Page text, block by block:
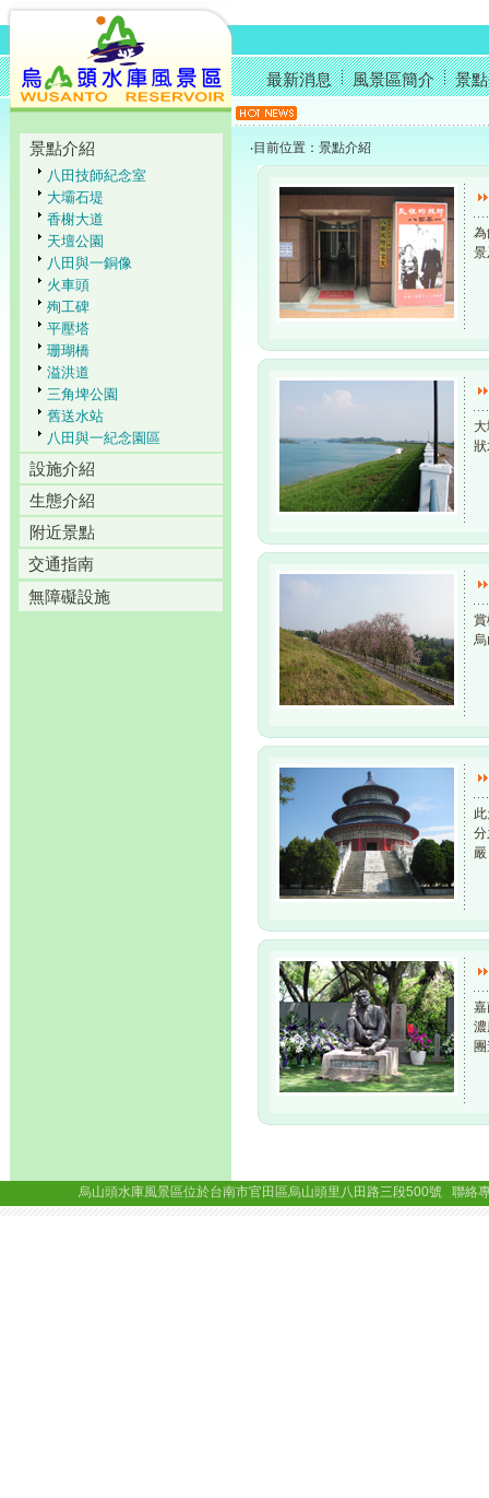
景點介紹
八田技師紀念室
大壩石堤
香榭大道
天壇公園
八田與一銅像
火車頭
殉工碑
平壓塔
珊瑚橋
溢洪道
三角埤公園
舊送水站
八田與一紀念園區
設施介紹
生態介紹
附近景點
交通指南
無障礙設施
最新消息 風景區簡介 景
‧目前位置： 景點介紹
烏山頭水庫風景區位於台南市官田區烏山頭里八田路三段500號 聯